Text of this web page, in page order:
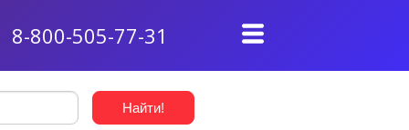
8-800-505-77-31